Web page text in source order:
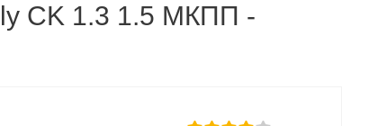
CK 1.3 1.5 МКПП -